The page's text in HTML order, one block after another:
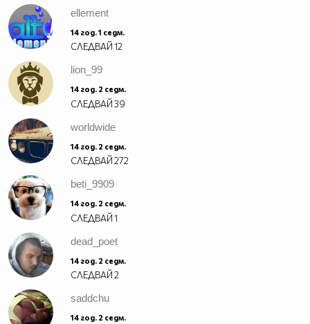
ellement
14 год. 1 седм.
СЛЕДВАЙ12
lion_99
14 год. 2 седм.
СЛЕДВАЙ39
worldwide
14 год. 2 седм.
СЛЕДВАЙ272
beti_9909
14 год. 2 седм.
СЛЕДВАЙ1
dead_poet
14 год. 2 седм.
СЛЕДВАЙ2
saddchu
14 год. 2 седм.